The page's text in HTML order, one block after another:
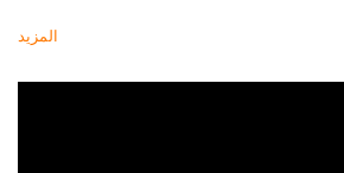
المزيد